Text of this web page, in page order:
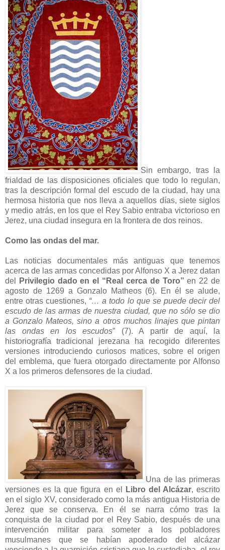
Sin embargo, tras la
frialdad de las disposiciones oficiales que todo lo regulan,
tras la descripción formal del escudo de la ciudad, hay una
hermosa historia que nos lleva a aquellos días, siete siglos
y medio atrás, en los que el Rey Sabio entraba victorioso en
Jerez, una ciudad insegura en la frontera de dos reinos.
Como las ondas del mar.
Las noticias documentales más antiguas que tenemos
acerca de las armas concedidas por Alfonso X a Jerez datan
del
Privilegio dado en el “Real cerca de Toro” en 22 de
agosto de 1269 a Gonzalo Matheos (6). En él se alude,
entre otras cuestiones, “… a todo lo que se puede decir del
escudo de las armas de nuestra ciudad, que no sólo se dio
a Gonzalo Mateos, sino a otros muchos linajes que pintan
las ondas en los escudos” (7). A partir de aquí, la
historiografía tradicional jerezana ha recogido diferentes
versiones introduciendo curiosos matices, sobre el origen
del emblema, que fuera otorgado directamente por Alfonso
X a los primeros defensores de la ciudad.
Una de las primeras
versiones es la que figura en el
Libro del Alcázar, escrito
en el siglo XV, considerado como la más antigua Historia de
Jerez que se conserva. En él se narra cómo tras la
conquista de la ciudad por el Rey Sabio, después de una
intervención militar para someter a los pobladores
musulmanes que se habían apoderado del alcázar